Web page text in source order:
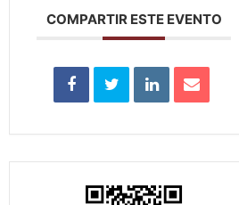
COMPARTIR ESTE EVENTO